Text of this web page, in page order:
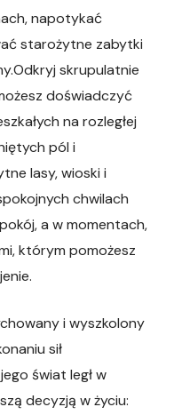
napotykać
starożytne zabytki
skrupulatnie
doświadczyć
na rozległej
pól i
lasy, wioski i
chwilach
a w momentach,
którym pomożesz
i wyszkolony
sił
świat legł w
decyzją w życiu: